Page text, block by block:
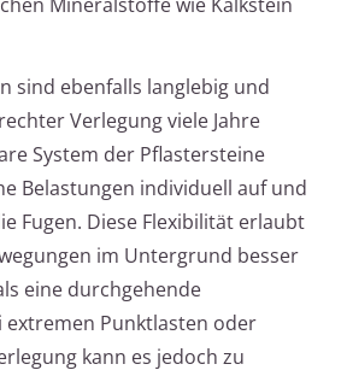
sind ebenfalls langlebig und
Verlegung viele Jahre
System der Pflastersteine
Belastungen individuell auf und
Fugen. Diese Flexibilität erlaubt
im Untergrund besser
eine durchgehende
extremen Punktlasten oder
kann es jedoch zu